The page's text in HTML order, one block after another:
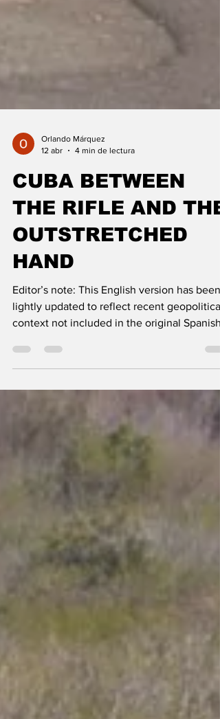
Orlando Márquez
12 abr
4 min de lectura
CUBA BETWEEN
THE RIFLE AND THE
OUTSTRETCHED
HAND
lightly updated to reflect recent geopolitical
context not included in the original Spanish
publication. After the protests of July 11,
singer-songwriter Silvio Rodríguez urged
with young people and to listen to all
received it immediately. In the